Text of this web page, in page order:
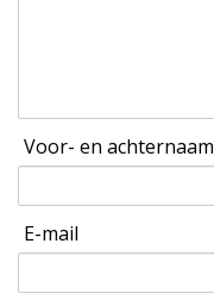
Voor- en achternaam
E-mail